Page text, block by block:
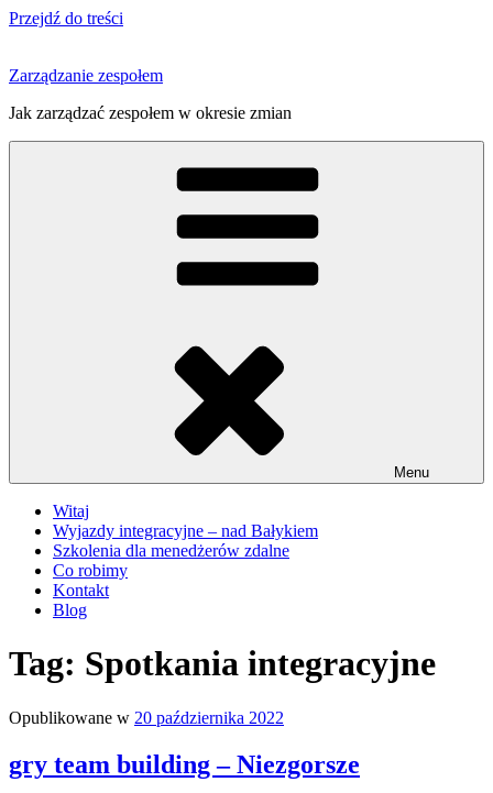
Przejdź do treści
Zarządzanie zespołem
Jak zarządzać zespołem w okresie zmian
Menu
Witaj
Wyjazdy integracyjne – nad Bałykiem
Szkolenia dla menedżerów zdalne
Co robimy
Kontakt
Blog
Tag: Spotkania integracyjne
Opublikowane w 20 października 2022
gry team building – Niezgorsze